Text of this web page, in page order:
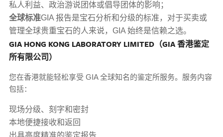
私人利益、政治游说团体或倡导团体的影响；
全球标准GIA 报告是宝石分析和分级的标准，对于买卖或
管理全球贵重宝石的人来说，GIA 始终是信赖之选。
GIA HONG KONG LABORATORY LIMITED（GIA 香港鉴定
所有限公司）
您在香港就能轻松享受 GIA 全球知名的鉴定所服务。服务内容
包括：
现场分级、刻字和密封
本地便捷接收和返回
出具高度精准的鉴定报告